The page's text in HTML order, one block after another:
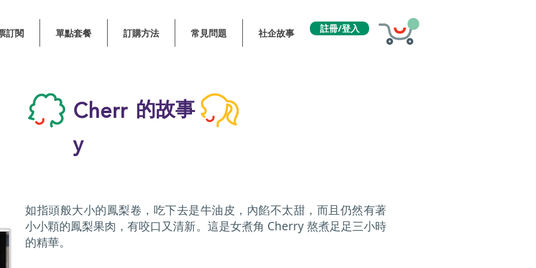
訂閱 單點套餐 訂購方法 常見問題 社企故事 註冊/登入
Cherr
y
的故事
如指頭般大小的鳳梨卷，吃下去是牛油皮，內餡不太甜，而且仍然有著
小小顆的鳳梨果肉，有咬口又清新。這是女煮角 Cherry 熬煮足足三小時
的精華。